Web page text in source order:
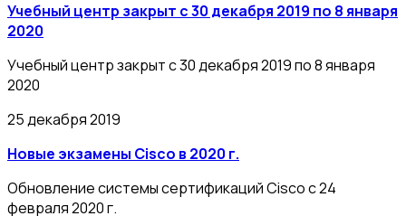
Учебный центр закрыт с 30 декабря 2019 по 8 января
2020
Учебный центр закрыт с 30 декабря 2019 по 8 января
2020
25 декабря 2019
Новые экзамены Cisco в 2020 г.
Обновление системы сертификаций Cisco с 24
февраля 2020 г.